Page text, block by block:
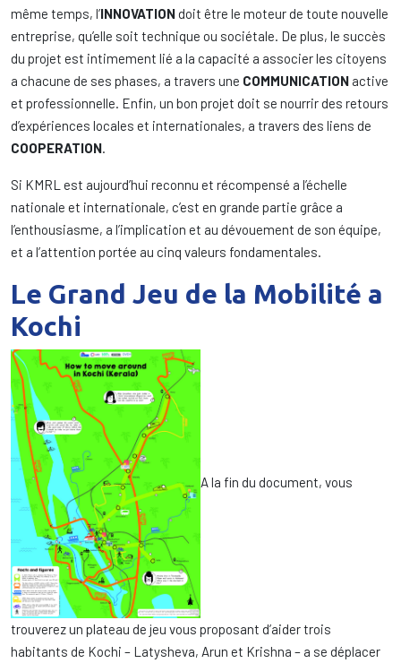
même temps, l’INNOVATIONdoit être le moteur de toute nouvelle
entreprise, qu’elle soit technique ou sociétale. De plus, le succès
du projet est intimement lié a la capacité a associer les citoyens
a chacune de ses phases, a travers une COMMUNICATION active
et professionnelle. Enfin, un bon projet doit se nourrir des retours
d’expériences locales et internationales, a travers des liens de
COOPERATION.
Si KMRL est aujourd’hui reconnu et récompensé a l’échelle
nationale et internationale, c’est en grande partie grâce a
l’enthousiasme, a l’implication et au dévouement de son équipe,
et a l’attention portée au cinq valeurs fondamentales.
Le Grand Jeu de la Mobilité a
Kochi
A la fin du document, vous
trouverez un plateau de jeu vous proposant d’aider trois
habitants de Kochi – Latysheva, Arun et Krishna – a se déplacer